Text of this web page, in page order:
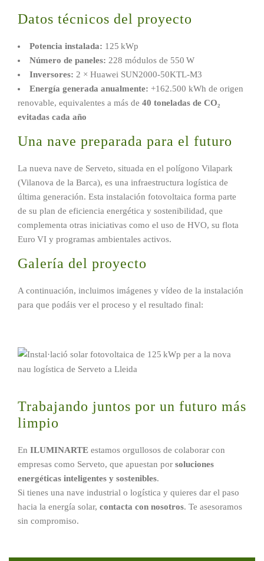
Datos técnicos del proyecto
Potencia instalada: 125 kWp
Número de paneles: 228 módulos de 550 W
Inversores: 2 × Huawei SUN2000-50KTL-M3
Energía generada anualmente: +162.500 kWh de origen
renovable, equivalentes a más de 40 toneladas de CO₂
evitadas cada año
Una nave preparada para el futuro
La nueva nave de Serveto, situada en el polígono Vilapark
(Vilanova de la Barca), es una infraestructura logística de
última generación. Esta instalación fotovoltaica forma parte
de su plan de eficiencia energética y sostenibilidad, que
complementa otras iniciativas como el uso de HVO, su flota
Euro VI y programas ambientales activos.
Galería del proyecto
A continuación, incluimos imágenes y vídeo de la instalación
para que podáis ver el proceso y el resultado final:
Trabajando juntos por un futuro más
limpio
En ILUMINARTE estamos orgullosos de colaborar con
empresas como Serveto, que apuestan por soluciones
energéticas inteligentes y sostenibles.
Si tienes una nave industrial o logística y quieres dar el paso
hacia la energía solar, contacta con nosotros. Te asesoramos
sin compromiso.